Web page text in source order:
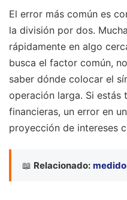
El error más común es
la división por dos.
rápidamente en algo
busca el factor común,
saber dónde colocar el
operación larga. Si estás
financieras, un error en
proyección de intereses
📖 Relacionado: